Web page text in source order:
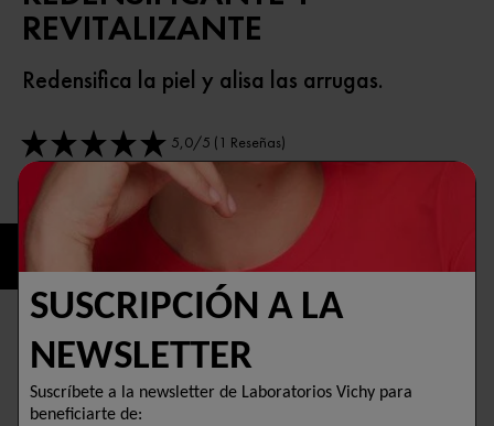
REVITALIZANTE
Redensifica la piel y alisa las arrugas.
5,0/5 (1 Reseñas)
Selected size 50 ML
COMPRAR AHORA
FARMACIA
TESTADO BAJO CONTROL DERMATOLÓGICO
SUSCRIPCIÓN A LA
NEWSLETTER
Suscríbete a la newsletter de Laboratorios Vichy para
beneficiarte de: